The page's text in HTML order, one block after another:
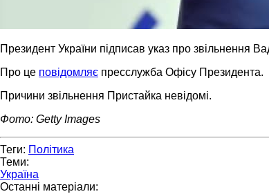
Президент України підписав указ про звільнення
Про це повідомляє пресслужба Офісу Президента.
Причини звільнення Пристайка невідомі.
Фото: Getty Images
Теги: Політика
Теми:
Україна
Останні матеріали: